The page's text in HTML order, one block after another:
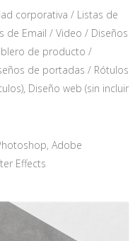
corporativa / Listas de
de Email / Video / Diseños
de producto /
de portadas / Rótulos
Diseño web (sin incluir
Adobe
Effects